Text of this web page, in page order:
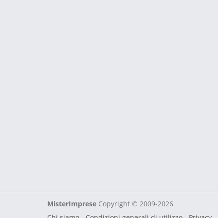
MisterImprese Copyright © 2009-2026